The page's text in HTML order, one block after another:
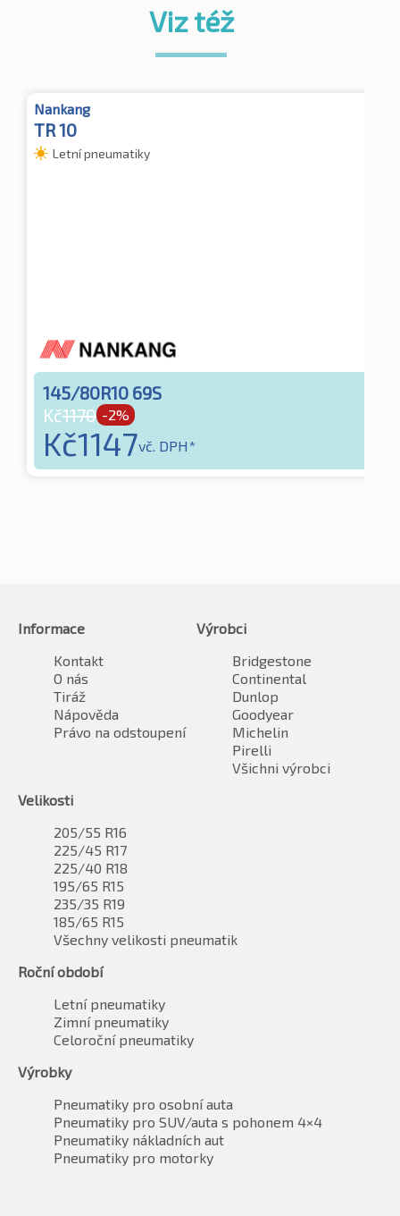
Viz též
Nankang
TR 10
Letní pneumatiky
145/80R10 69S
Kč1170 -2%
Kč1147vč. DPH*
Informace
Kontakt
O nás
Tiráž
Nápověda
Právo na odstoupení
Výrobci
Bridgestone
Continental
Dunlop
Goodyear
Michelin
Pirelli
Všichni výrobci
Velikosti
205/55 R16
225/45 R17
225/40 R18
195/65 R15
235/35 R19
185/65 R15
Všechny velikosti pneumatik
Roční období
Letní pneumatiky
Zimní pneumatiky
Celoroční pneumatiky
Výrobky
Pneumatiky pro osobní auta
Pneumatiky pro SUV/auta s pohonem 4×4
Pneumatiky nákladních aut
Pneumatiky pro motorky